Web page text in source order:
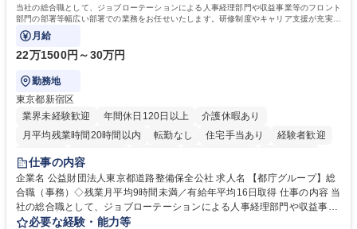
当社の総合職として、ジョブローテーションによる人事経理部門や収益事業等のフロント
部門の部署等幅広い部署での業務をお任せいたします。研修制度やキャリア支援が充実し
ております！ ※下記業務詳細
月給
22万1500円～30万円
勤務地
東京都新宿区
業界未経験歓迎
年間休日120日以上
介護休暇あり
月平均残業時間20時間以内
転勤なし 住宅手当あり
経験者歓迎
研修あり
退職金あり
駅近5分以内
資格取得手当あり 食事補助あり
仕事の内容
企業名 公益財団法人東京都道路整備保全公社 求人名 【都庁グループ】総
合職（事務）◇残業月平均9時間未満／有給年平均16日取得 仕事の内容 当
社の総合職として、ジョブローテーションによる人事経理部門や収益事業
等のフロント部門の部署等幅広い部署での業務をお任せいたします。研修
必要な経験・能力等